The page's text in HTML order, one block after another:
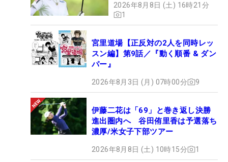
2026年8月8日 (土) 16時21分
1
宮里道場【正反対の2人を同時レッ
スン編】第9話／『動く順番 & ダン
パー』
2026年8月3日 (月) 07時00分 9
伊藤二花は「69」と巻き返し決勝
進出圏内へ 谷田侑里香は予選落ち
濃厚/米女子下部ツアー
2026年8月8日 (土) 10時15分 1